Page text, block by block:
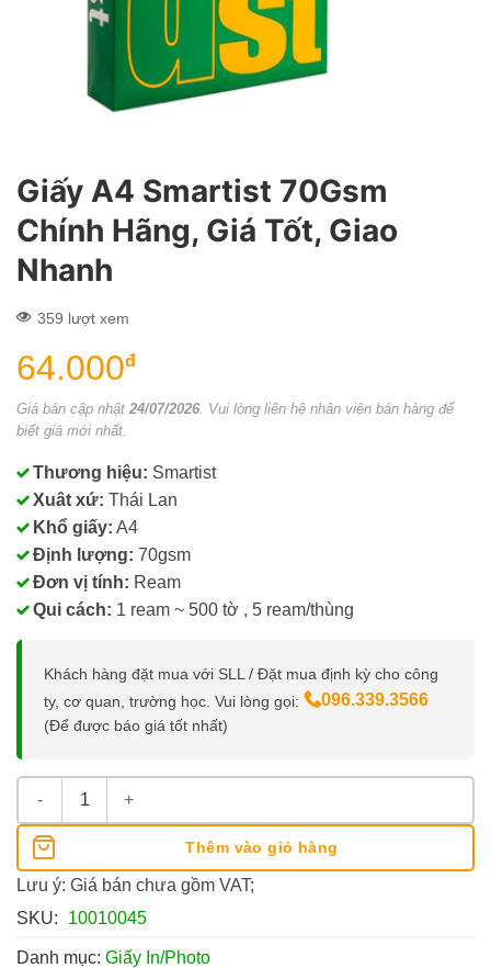
Giấy A4 Smartist 70Gsm
Chính Hãng, Giá Tốt, Giao
Nhanh
359 lượt xem
64.000đ
Giá bán cập nhật 24/07/2026 . Vui lòng liên hệ nhân viên bán hàng để
biết giá mới nhất.
Thương hiệu: Smartist
Xuât xứ: Thái Lan
Khổ giấy: A4
Định lượng: 70gsm
Đơn vị tính: Ream
Qui cách: 1 ream ~ 500 tờ , 5 ream/thùng
Khách hàng đặt mua với SLL / Đặt mua định kỳ cho công
ty, cơ quan, trường học. Vui lòng gọi:
096.339.3566
(Để được báo giá tốt nhất)
Giấy A4 Smartist 70Gsm số lượng
Thêm vào giỏ hàng
Lưu ý: Giá bán chưa gồm VAT;
SKU:
10010045
Danh mục: Giấy In/Photo